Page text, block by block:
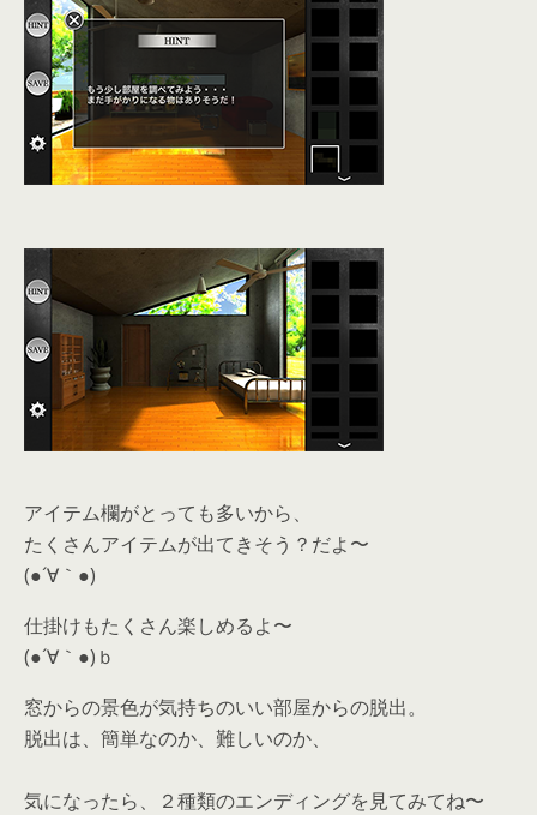
アイテム欄がとっても多いから、
たくさんアイテムが出てきそう？だよ〜
(●´∀｀●)
仕掛けもたくさん楽しめるよ〜
(●´∀｀●)ｂ
窓からの景色が気持ちのいい部屋からの脱出。
脱出は、簡単なのか、難しいのか、
気になったら、 ２種類のエンディングを見てみてね〜